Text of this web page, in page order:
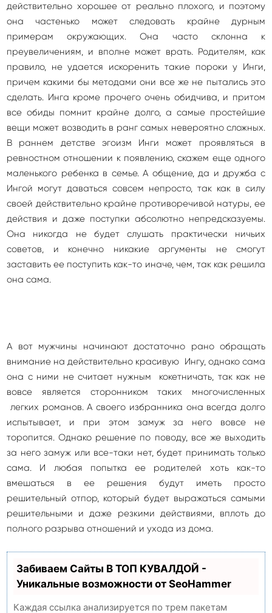
действительно хорошее от реально плохого, и поэтому
она частенько может следовать крайне дурным
примерам окружающих. Она часто склонна к
преувеличениям, и вполне может врать. Родителям, как
правило, не удается искоренить такие пороки у Инги,
причем какими бы методами они все же не пытались это
сделать. Инга кроме прочего очень обидчива, и притом
все обиды помнит крайне долго, а самые простейшие
вещи может возводить в ранг самых невероятно сложных.
В раннем детстве эгоизм Инги может проявляться в
ревностном отношении к появлению, скажем еще одного
маленького ребенка в семье. А общение, да и дружба с
Ингой могут даваться совсем непросто, так как в силу
своей действительно крайне противоречивой натуры, ее
действия и даже поступки абсолютно непредсказуемы.
Она никогда не будет слушать практически ничьих
советов, и конечно никакие аргументы не смогут
заставить ее поступить как-то иначе, чем, так как решила
она сама.
А вот мужчины начинают достаточно рано обращать
внимание на действительно красивую Ингу, однако сама
она с ними не считает нужным кокетничать, так как не
вовсе является сторонником таких многочисленных
легких романов. А своего избранника она всегда долго
испытывает, и при этом замуж за него вовсе не
торопится. Однако решение по поводу, все же выходить
за него замуж или все-таки нет, будет принимать только
сама. И любая попытка ее родителей хоть как-то
вмешаться в ее решения будут иметь просто
решительный отпор, который будет выражаться самыми
решительными и даже резкими действиями, вплоть до
полного разрыва отношений и ухода из дома.
Забиваем Сайты В ТОП КУВАЛДОЙ -
Уникальные возможности от SeoHammer
Каждая ссылка анализируется по трем пакетам